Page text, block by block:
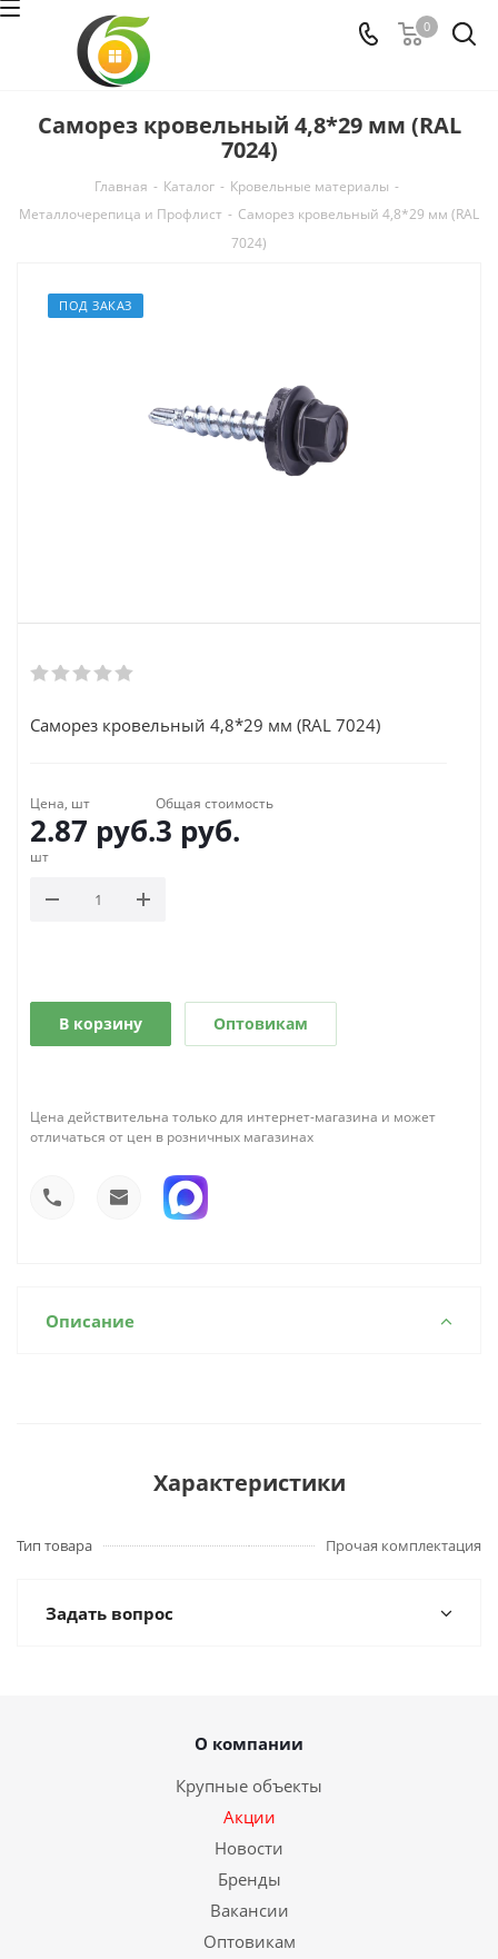
0
Саморез кровельный 4,8*29 мм (RAL
7024)
Главная - Каталог - Кровельные материалы -
Металлочерепица и Профлист - Саморез кровельный 4,8*29 мм (RAL
7024)
ПОД ЗАКАЗ
Саморез кровельный 4,8*29 мм (RAL 7024)
Цена, шт
2.87 руб.
Общая стоимость
3 руб.
шт
В корзину Оптовикам
Цена действительна только для интернет-магазина и может
отличаться от цен в розничных магазинах
Описание
Характеристики
Тип товара Прочая комплектация
Задать вопрос
О компании
Крупные объекты
Акции
Новости
Бренды
Вакансии
Оптовикам